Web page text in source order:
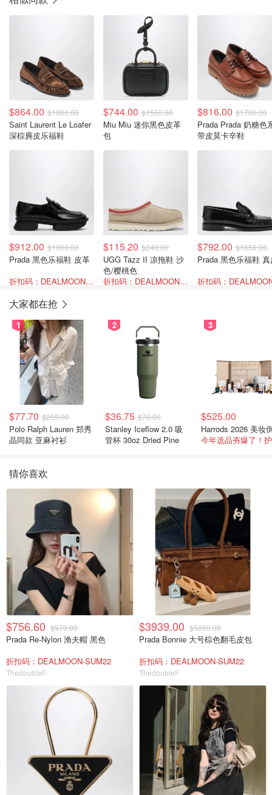
$864.00 $1800.00
Saint Laurent Le Loafer
深棕麂皮乐福鞋
$744.00 $1550.00
Miu Miu 迷你黑色皮革
包
$816.00 $1700.00
Prada Prada 奶糖色
带皮莫卡辛鞋
$912.00 $1900.00
Prada 黑色乐福鞋 皮革
折扣码：DEALMOON-AOT26
$115.20 $240.00
UGG Tazz II 凉拖鞋 沙
色/樱桃色
折扣码：DEALMOON-AOT26
$792.00 $1650.00
Prada 黑色乐福鞋
大家都在抢
1
$77.70 $259.00
Polo Ralph Lauren 郑秀
晶同款 亚麻衬衫
2
$36.75 $70.00
Stanley Iceflow 2.0 吸
管杯 30oz Dried Pine
3
$525.00
猜你喜欢
$756.60 $970.00
Prada Re-Nylon 渔夫帽 黑色
折扣码：DEALMOON-SUM22
ThedoubleF
$3939.00 $5050.00
Prada Bonnie 大号棕色翻毛皮包
折扣码：DEALMOON-SUM22
ThedoubleF